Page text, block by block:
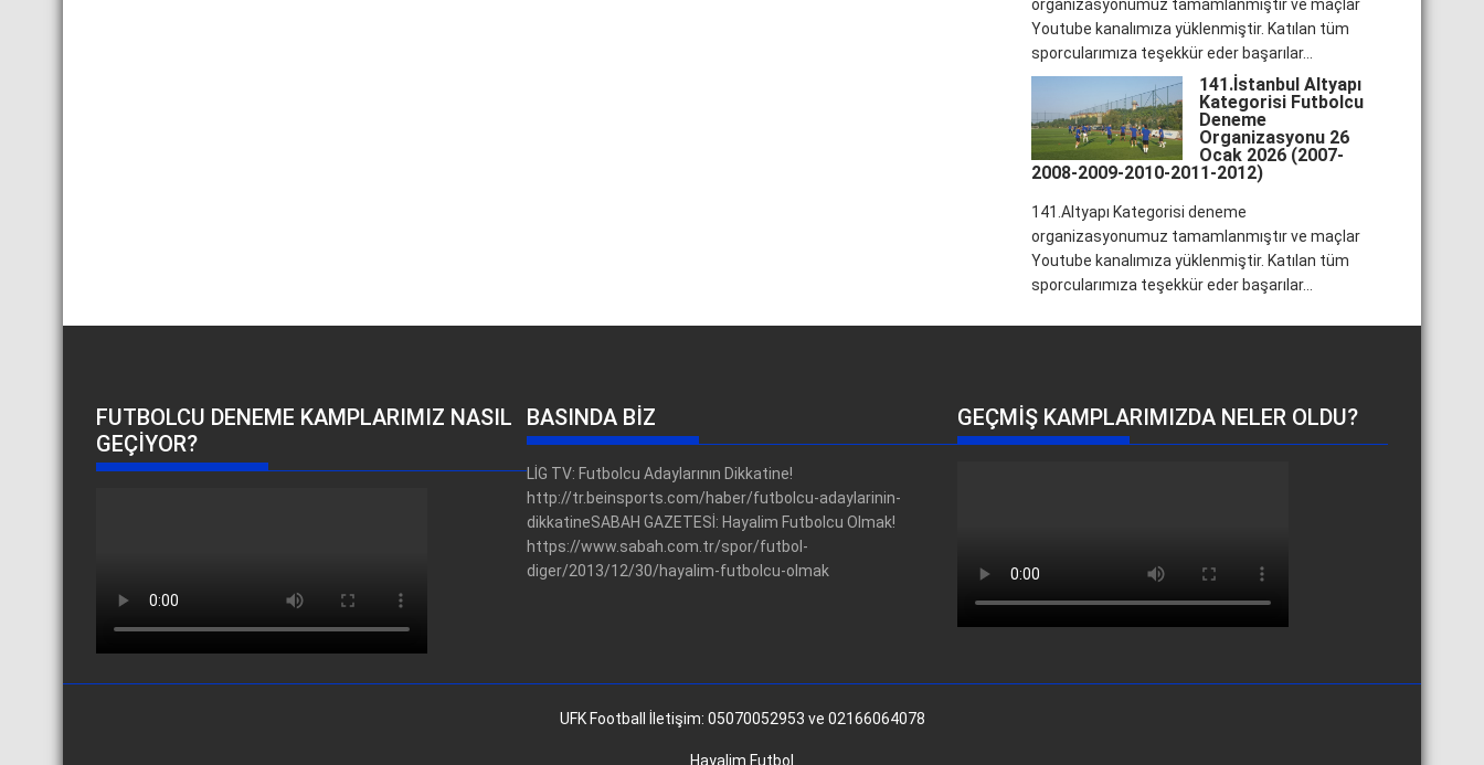
organizasyonumuz tamamlanmıştır ve maçlar
Youtube kanalımıza yüklenmiştir. Katılan tüm
sporcularımıza teşekkür eder başarılar...
141.İstanbul Altyapı
Kategorisi Futbolcu
Deneme
Organizasyonu 26
Ocak 2026 (2007-
2008-2009-2010-2011-2012)
141.Altyapı Kategorisi deneme
organizasyonumuz tamamlanmıştır ve maçlar
Youtube kanalımıza yüklenmiştir. Katılan tüm
sporcularımıza teşekkür eder başarılar...
FUTBOLCU DENEME KAMPLARIMIZ NASIL
GEÇIYOR?
BASINDA BİZ
LİG TV: Futbolcu Adaylarının Dikkatine!
http://tr.beinsports.com/haber/futbolcu-adaylarinin-
dikkatineSABAH GAZETESİ: Hayalim Futbolcu Olmak!
https://www.sabah.com.tr/spor/futbol-
diger/2013/12/30/hayalim-futbolcu-olmak
GEÇMIŞ KAMPLARIMIZDA NELER OLDU?
UFK Football İletişim: 05070052953 ve 02166064078
Hayalim Futbol